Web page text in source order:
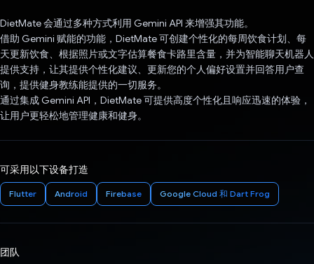
DietMate 会通过多种方式利用 Gemini API 来增强其功能。
借助 Gemini 赋能的功能，DietMate 可创建个性化的每周饮食计划、每
天更新饮食、根据照片或文字估算餐食卡路里含量，并为智能聊天机器人
提供支持，让其提供个性化建议、更新您的个人偏好设置并回答用户查
询，提供健身教练能提供的一切服务。
通过集成 Gemini API，DietMate 可提供高度个性化且响应迅速的体验，
让用户更轻松地管理健康和健身。
可采用以下设备打造
Flutter Android Firebase Google Cloud 和 Dart Frog
团队